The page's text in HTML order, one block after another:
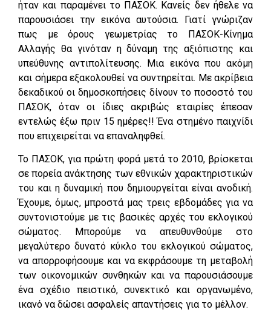
ήταν και παραμένει το ΠΑΣΟΚ. Κανείς δεν ήθελε να
παρουσιάσει την εικόνα αυτούσια. Γιατί γνώριζαν
πως με όρους γεωμετρίας το ΠΑΣΟΚ-Κίνημα
Αλλαγής θα γινόταν η δύναμη της αξιόπιστης και
υπεύθυνης αντιπολίτευσης. Μια εικόνα που ακόμη
και σήμερα εξακολουθεί να συντηρείται. Με ακρίβεια
δεκαδικού οι δημοσκοπήσεις δίνουν το ποσοστό του
ΠΑΣΟΚ, όταν οι ίδιες ακριβώς εταιρίες έπεσαν
εντελώς έξω πριν 15 ημέρες!! Ένα στημένο παιχνίδι
που επιχειρείται να επαναληφθεί.
Το ΠΑΣΟΚ, για πρώτη φορά μετά το 2010, βρίσκεται
σε πορεία ανάκτησης των εθνικών χαρακτηριστικών
του και η δυναμική που δημιουργείται είναι ανοδική.
Έχουμε, όμως, μπροστά μας τρεις εβδομάδες για να
συντονιστούμε με τις βασικές αρχές του εκλογικού
σώματος. Μπορούμε να απευθυνθούμε στο
μεγαλύτερο δυνατό κύκλο του εκλογικού σώματος,
να απορροφήσουμε και να εκφράσουμε τη μεταβολή
των οικονομικών συνθηκών και να παρουσιάσουμε
ένα σχέδιο πειστικό, συνεκτικό και οργανωμένο,
ικανό να δώσει ασφαλείς απαντήσεις για το μέλλον.